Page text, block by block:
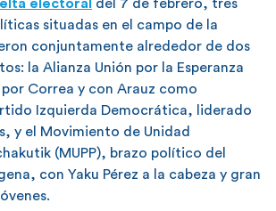
electoral
del 7 de febrero, tres
situadas en el campo de la
conjuntamente alrededor de dos
la Alianza Unión por la Esperanza
por Correa y con Arauz como
Izquierda Democrática, liderado
y el Movimiento de Unidad
(MUPP), brazo político del
con Yaku Pérez a la cabeza y gran